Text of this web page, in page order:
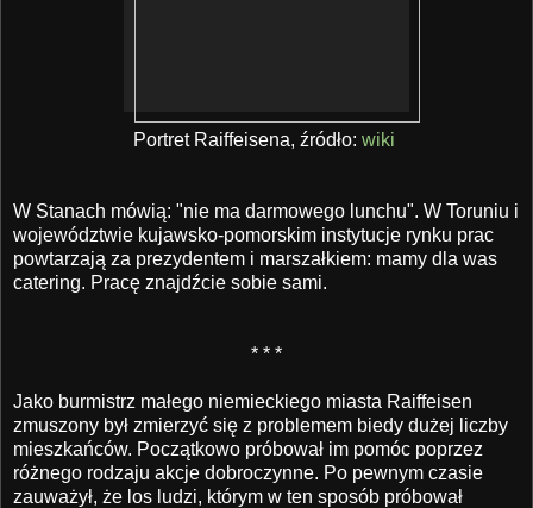
Portret Raiffeisena, źródło: wiki
W Stanach mówią: "nie ma darmowego lunchu". W Toruniu i
województwie kujawsko-pomorskim instytucje rynku prac
powtarzają za prezydentem i marszałkiem: mamy dla was
catering. Pracę znajdźcie sobie sami.
* * *
Jako burmistrz małego niemieckiego miasta Raiffeisen
zmuszony był zmierzyć się z problemem biedy dużej liczby
mieszkańców. Początkowo próbował im pomóc poprzez
różnego rodzaju akcje dobroczynne. Po pewnym czasie
zauważył, że los ludzi, którym w ten sposób próbował